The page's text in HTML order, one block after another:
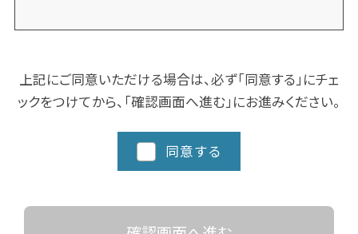
数の場合、次回開講までお待ちいただ
はお早めにお願いします。又、人数によ
り開講しない場合もございます。ご了承
ください。
4.クラスにより日程や時間を変更する
場合がございますので、ご了承くださ
加カリキュラム、実習など時間数が異
なる場合がありますので、詳細な日程
上記にご同意いただける場合は、必ず「同意する」にチェ
ックをつけてから、「確認画面へ進む」にお進みください。
同意する